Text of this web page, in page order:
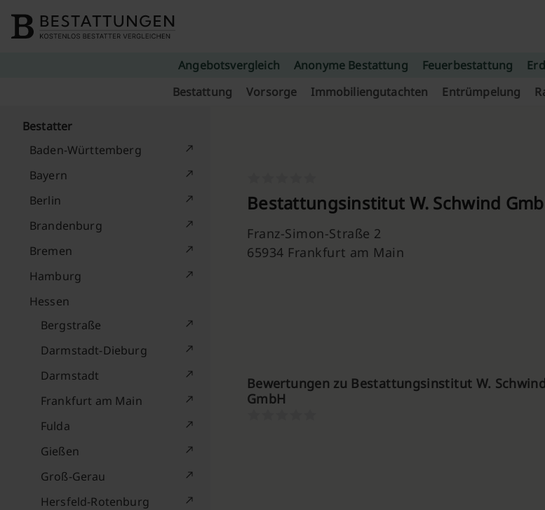
Angebotsvergleich Anonyme Bestattung Feuerbestattung
Bestattung
Vorsorge Immobiliengutachten Entrümpelung
Bestatter
Baden-Württemberg
Bayern
Berlin
Brandenburg
Bremen
Hamburg
Hessen
Bergstraße
Darmstadt-Dieburg
Darmstadt
Frankfurt am Main
Fulda
Gießen
Groß-Gerau
Hersfeld-Rotenburg
Bestattungsinstitut W. Schwind
Franz-Simon-Straße 2
65934 Frankfurt am Main
Bewertungen zu Bestattungsinstitut W. Schwind
GmbH